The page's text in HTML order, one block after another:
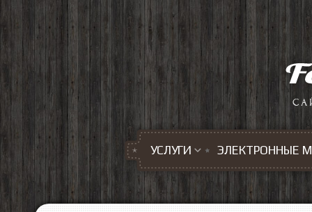
Перейти к основному содержанию
УСЛУГИ ЭЛЕКТРОННЫЕ